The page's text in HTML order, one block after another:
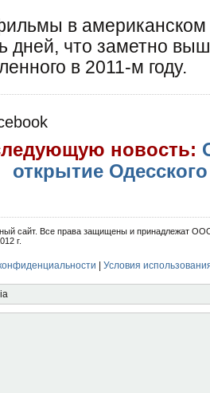
в американском
дней, что заметно
в 2011-м году.
новость:
открытие
сайт. Все права защищены и принадлежат
г.
Условия